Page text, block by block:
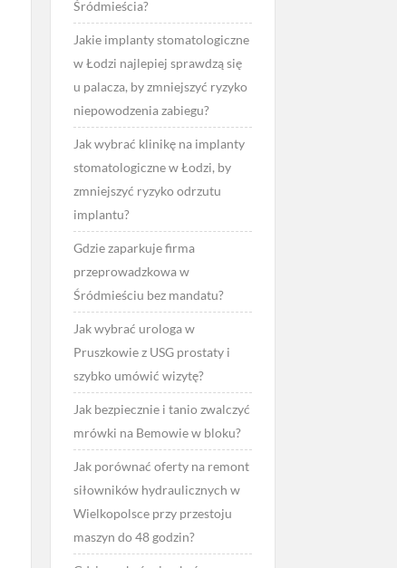
Śródmieścia?
Jakie implanty stomatologiczne
w Łodzi najlepiej sprawdzą się
u palacza, by zmniejszyć ryzyko
niepowodzenia zabiegu?
Jak wybrać klinikę na implanty
stomatologiczne w Łodzi, by
zmniejszyć ryzyko odrzutu
implantu?
Gdzie zaparkuje firma
przeprowadzkowa w
Śródmieściu bez mandatu?
Jak wybrać urologa w
Pruszkowie z USG prostaty i
szybko umówić wizytę?
Jak bezpiecznie i tanio zwalczyć
mrówki na Bemowie w bloku?
Jak porównać oferty na remont
siłowników hydraulicznych w
Wielkopolsce przy przestoju
maszyn do 48 godzin?